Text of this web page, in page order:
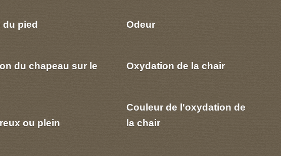
du pied
du chapeau sur le
ou plein
Odeur
Oxydation de la chair
Couleur de l'oxydation de
la chair